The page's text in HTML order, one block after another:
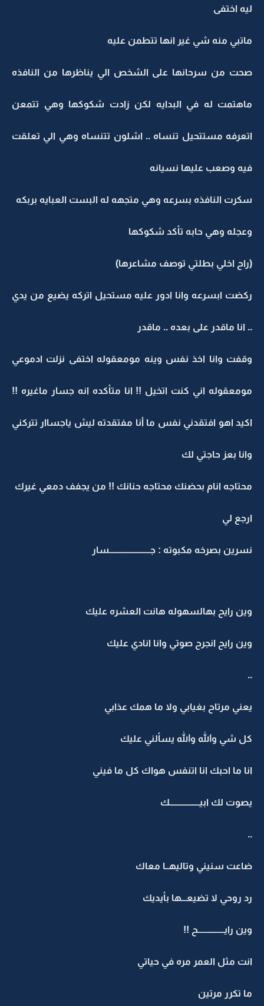
ليه اختفى
ماتبي منه شي غير انها تتطمن عليه
صحت من سرحانها على الشخص الي يناظرها من النافذه
ماهتمت له في البدايه لكن زادت شكوكها وهي تتمعن
اتعرفه مستتحيل تنساه .. اشلون تتنساه وهي الي تعلقت
فيه وصعب عليها نسيانه
سكرت النافذه بسرعه وهي متجهه له البست العبايه بربكه
وعجله وهي حابه تأكد شكوكها
(راح اخلي بطلتي توصف مشاعرها)
ركضت ابسرعه وانا ادور عليه مستحيل اتركه يضيع من يدي
.. انا ماقدر على بعده .. ماقدر
وقفت وانا اخذ نفس وينه مومعقوله اختفى نزلت ادموعي
مومعقوله اني كنت اتخيل !! انا متأكده انه جسار ماغيره !!
اكيد اهو افتقدني نفس ما أنا مفتقدته ليش ياجساار تتركني
وانا بعز حاجتي لك
محتاجه انام بحضنك محتاجه حنانك !! من يجفف دمعي غيرك
ارجع لي
نسرين بصرخه مكبوته : جـــــــــــــــــــــــسار
وين رايح بهالسهوله هانت العشره عليك
وين رايح انجرح صوتي وانا انادي عليك
..
يعني مرتاح بغيابي ولا ما همك عذابي
كل شي والله والله يسألني عليك
انا ما احبك انا اتنفس هواك كل ما فيني
يصوت لك ابيـــــــــــــــــك
..
ضاعت سنيني وتاليهــا معاك
رد روحي لا تضيعـــها بأيديك
وين رايـــــــــــــــح !!
انت مثل العمر مره في حياتي
ما تكرر مرتين